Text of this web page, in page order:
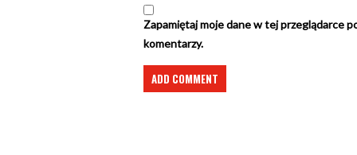
Zapamiętaj moje dane w tej przeglądarce
komentarzy.